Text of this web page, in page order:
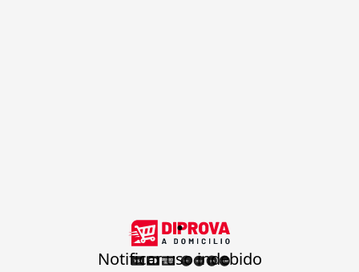
.
Notificar uso indebido